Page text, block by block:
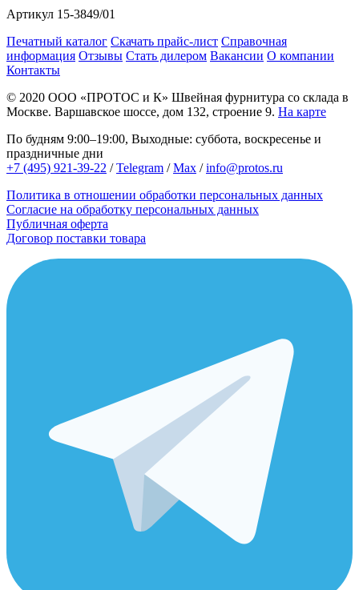
Артикул 15-3849/01
Печатный каталог Скачать прайс-лист Справочная
информация Отзывы Стать дилером Вакансии О компании
Контакты
© 2020 ООО «ПРОТОС и К» Швейная фурнитура со склада в
Москве. Варшавское шоссе, дом 132, строение 9. На карте
По будням 9:00–19:00, Выходные: суббота, воскресенье и
праздничные дни
+7 (495) 921-39-22 /Telegram /Max /info@protos.ru
Политика в отношении обработки персональных данных
Согласие на обработку персональных данных
Публичная оферта
Договор поставки товара